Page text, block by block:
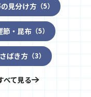
見分け方（5）
節・昆布（5）
ばき方（3）
べて見る